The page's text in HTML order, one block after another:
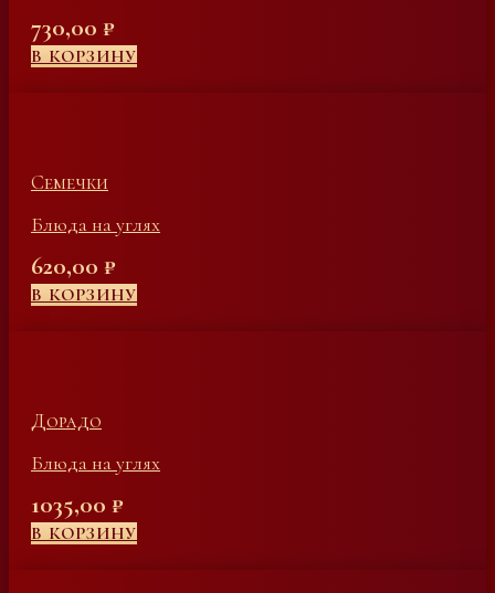
730,00 ₽
В КОРЗИНУ
Семечки
Блюда на углях
620,00 ₽
В КОРЗИНУ
Дорадо
Блюда на углях
1035,00 ₽
В КОРЗИНУ